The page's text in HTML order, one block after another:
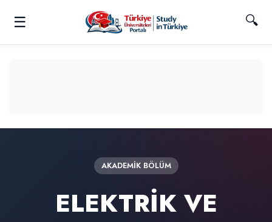
☰ 🔍
AKADEMIK BÖLÜM
ELEKTRİK VE